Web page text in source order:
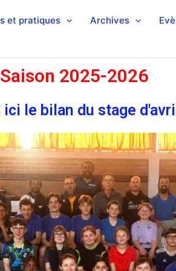
et pratiques Archives
Saison 2025-2026
ici le bilan du stage